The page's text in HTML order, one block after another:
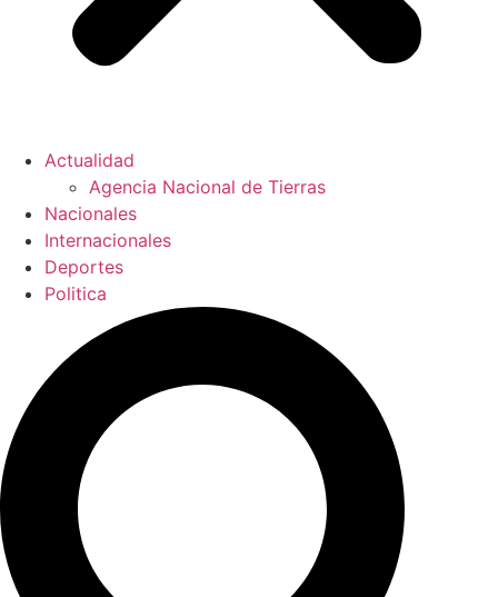
Actualidad
Agencia Nacional de Tierras
Nacionales
Internacionales
Deportes
Politica